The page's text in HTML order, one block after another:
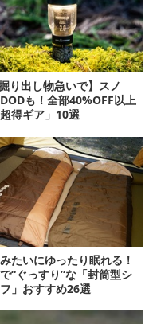
り出し物急いで】スノ
も！全部40%OFF以上
得ギア」10選
たいにゆったり眠れる！
“ぐっすり”な「封筒型シ
」おすすめ26選